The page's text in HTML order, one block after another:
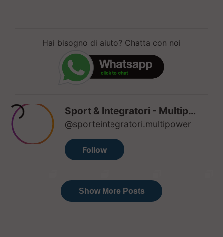
Hai bisogno di aiuto? Chatta con noi